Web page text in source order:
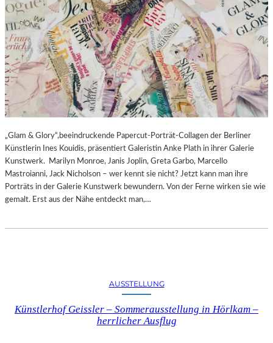
„Glam & Glory“,beeindruckende Papercut-Porträt-Collagen der Berliner
Künstlerin Ines Kouidis, präsentiert Galeristin Anke Plath in ihrer Galerie
Kunstwerk. Marilyn Monroe, Janis Joplin, Greta Garbo, Marcello
Mastroianni, Jack Nicholson – wer kennt sie nicht? Jetzt kann man ihre
Porträts in der Galerie Kunstwerk bewundern. Von der Ferne wirken sie wie
gemalt. Erst aus der Nähe entdeckt man,…
AUSSTELLUNG
Künstlerhof Geissler – Sommerausstellung in Hörlkam –
herrlicher Ausflug